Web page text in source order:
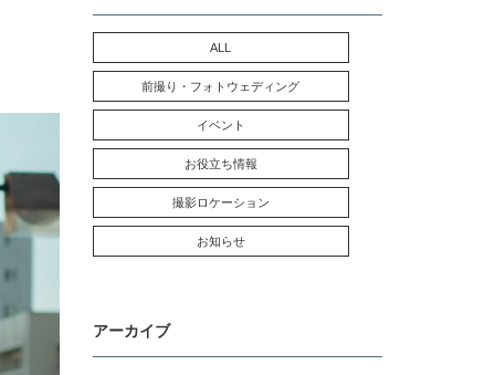
ALL
前撮り・フォトウェディング
イベント
お役立ち情報
撮影ロケーション
お知らせ
アーカイブ